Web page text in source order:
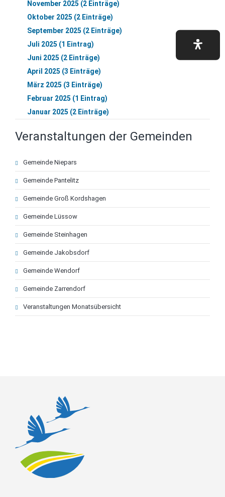
November 2025 (2 Einträge)
Oktober 2025 (2 Einträge)
September 2025 (2 Einträge)
Juli 2025 (1 Eintrag)
Juni 2025 (2 Einträge)
April 2025 (3 Einträge)
März 2025 (3 Einträge)
Februar 2025 (1 Eintrag)
Januar 2025 (2 Einträge)
Veranstaltungen der Gemeinden
Navigation
überspringen
Gemeinde Niepars
Gemeinde Pantelitz
Gemeinde Groß Kordshagen
Gemeinde Lüssow
Gemeinde Steinhagen
Gemeinde Jakobsdorf
Gemeinde Wendorf
Gemeinde Zarrendorf
Veranstaltungen Monatsübersicht